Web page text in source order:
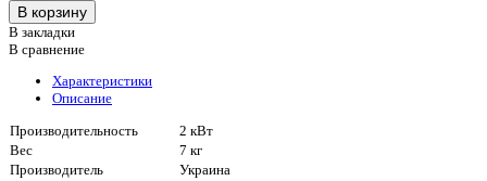
В закладки
В сравнение
Характеристики
Описание
Производительность
2 кВт
Вес
7 кг
Производитель
Украина